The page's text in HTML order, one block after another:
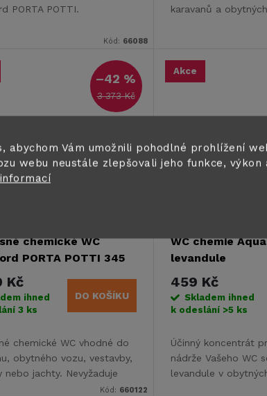
abychom Vám umožnili pohodlné prohlížení
webu neustále zlepšovali jeho funkce, výkon
PORTA POTTI.
Kód: 66088
karavanů a
3 373 Kč
–42 %
chemické WC
PORTA POTTI 345
Kč
ihned
3 ks
DO KOŠÍKU
chemické WC vhodné do
obytného vozu, vestavby,
nebo jachty. Nevyžaduje
Kód: 660122
Akce
WC chemie
levandule
459 Kč
Skladem ihned
k odeslání >5 ks
Účinný koncentrát
nádrže Vašeho WC
levandule v